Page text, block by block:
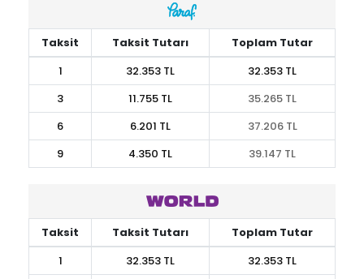
Taksit Taksit Tutarı
Toplam Tutar
1
32.353 TL
32.353 TL
3
11.755 TL
35.265 TL
6
6.201 TL
37.206 TL
9
4.350 TL 39.147 TL
Taksit Taksit Tutarı
Toplam Tutar
1
32.353 TL
32.353 TL